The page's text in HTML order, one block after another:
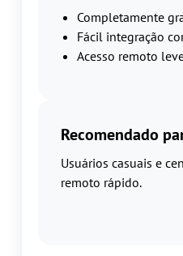
Completamente
Fácil integração
Acesso remoto
Recomendado
Usuários casuais e
remoto rápido.